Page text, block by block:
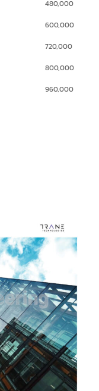
480,000
600,000
720,000
800,000
960,000